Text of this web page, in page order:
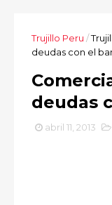
Trujillo Peru /
deudas con el
deudas
abril 11, 2013